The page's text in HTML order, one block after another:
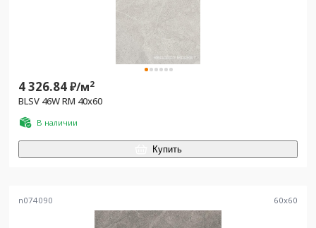
4 326.84₽/м2
BLSV 46W RM 40x60
В наличии
Купить
n074090 60x60